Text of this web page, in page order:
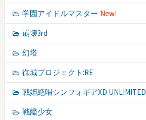
学園アイドルマスター New!
崩壊3rd
幻塔
御城プロジェクト:RE
戦姫絶唱シンフォギアXD UNLIMITED
戦艦少女